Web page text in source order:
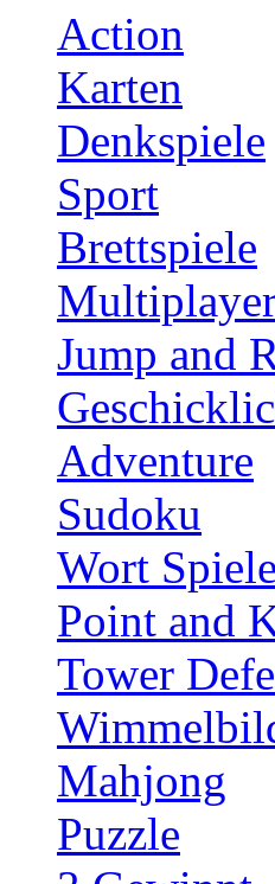
Action
Karten
Denkspiele
Sport
Brettspiele
Jump and
Adventure
Sudoku
Wort Spiele
Point and
Tower
Mahjong
Puzzle